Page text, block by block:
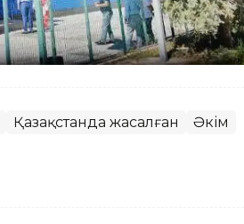
Қазақстанда жасалған Әкім